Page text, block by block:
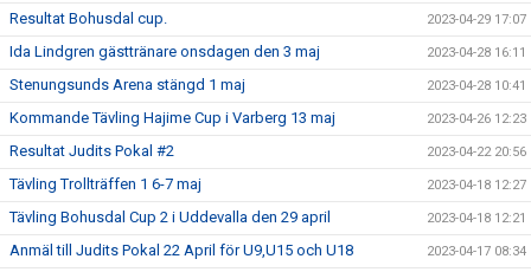
Resultat Bohusdal cup. 2023-04-29 17:07
Ida Lindgren gästtränare onsdagen den 3 maj 2023-04-28 16:11
Stenungsunds Arena stängd 1 maj 2023-04-28 10:41
Kommande Tävling Hajime Cup i Varberg 13 maj 2023-04-26 12:23
Resultat Judits Pokal #2 2023-04-22 20:56
Tävling Trollträffen 1 6-7 maj 2023-04-18 12:27
Tävling Bohusdal Cup 2 i Uddevalla den 29 april 2023-04-18 12:21
Anmäl till Judits Pokal 22 April för U9,U15 och U18 2023-04-17 08:34